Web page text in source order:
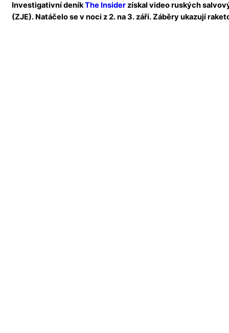
Investigativní deníkThe Insiderzískal video ruských
(ZJE). Natáčelo se v noci z 2. na 3. září. Záběry ukazují